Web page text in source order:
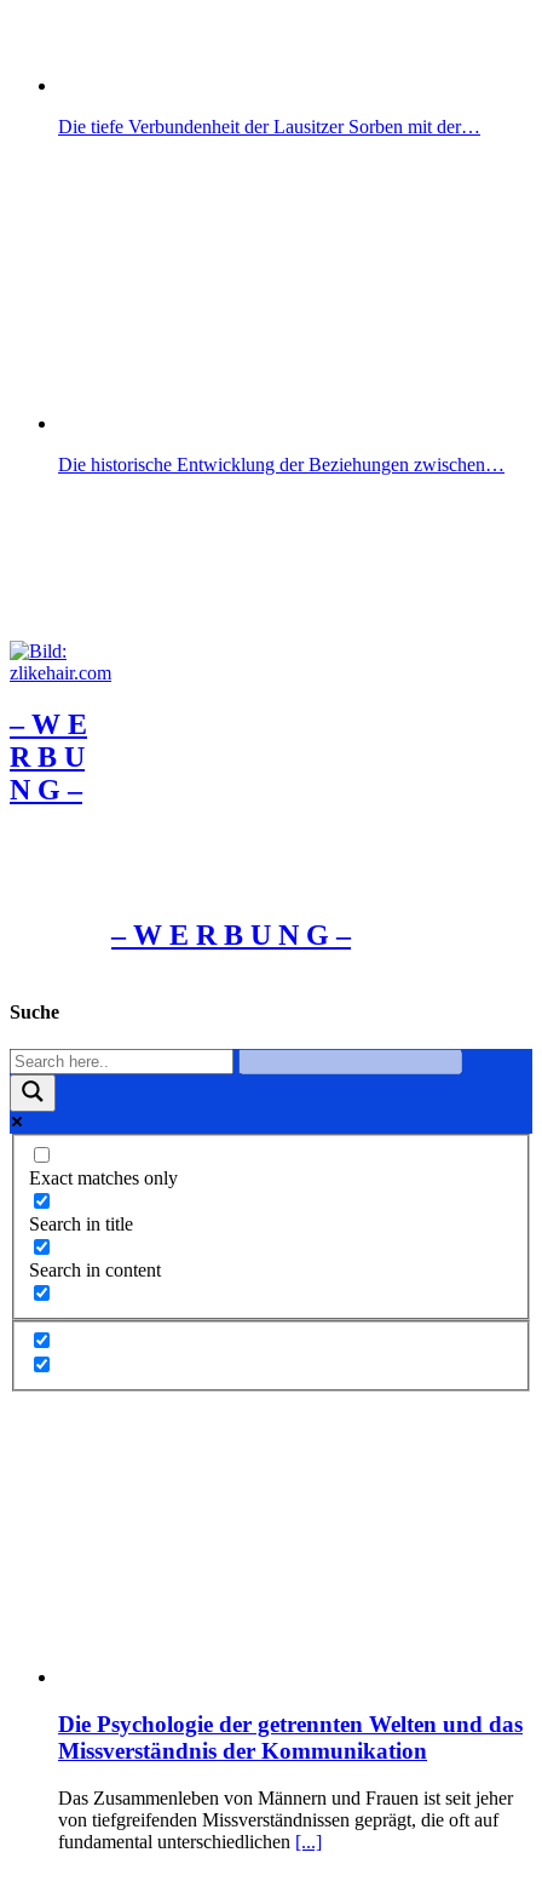
Die tiefe Verbundenheit der Lausitzer Sorben mit der…
Die historische Entwicklung der Beziehungen zwischen…
– W Ε
R Β U
Ν G –
– W Ε R Β U Ν G –
Suche
Exact matches only
Search in title
Search in content
Die Psychologie der getrennten Welten und das
Missverständnis der Kommunikation
Das Zusammenleben von Männern und Frauen ist seit jeher
von tiefgreifenden Missverständnissen geprägt, die oft auf
fundamental unterschiedlichen [...]